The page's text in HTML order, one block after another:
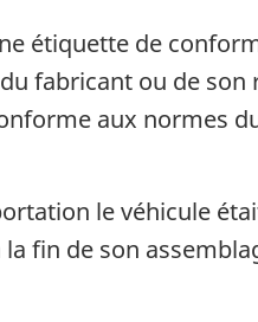
étiquette de
fabricant ou de
aux normes
le véhicule
fin de son